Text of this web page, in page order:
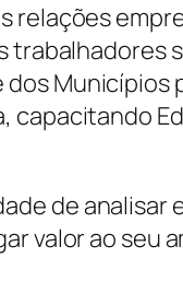
relações
capacitando
de
valor ao